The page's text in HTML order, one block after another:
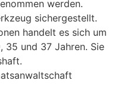
werden.
sichergestellt.
handelt es sich um
35 und 37 Jahren. Sie